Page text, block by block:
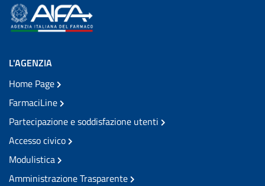
L'AGENZIA
Home Page
FarmaciLine
Partecipazione e soddisfazione utenti
Accesso civico
Modulistica
Amministrazione Trasparente